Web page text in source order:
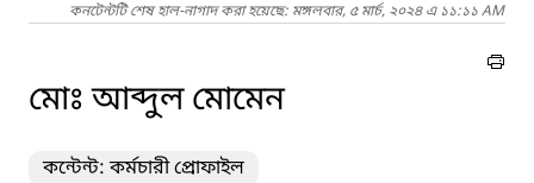
কনটেন্টটি শেষ হাল-নাগাদ করা হয়েছে: মঙ্গলবার, ৫ মার্চ, ২০২৪ এ ১১:১১ AM
মোঃ আব্দুল মোমেন
কন্টেন্ট: কর্মচারী প্রোফাইল